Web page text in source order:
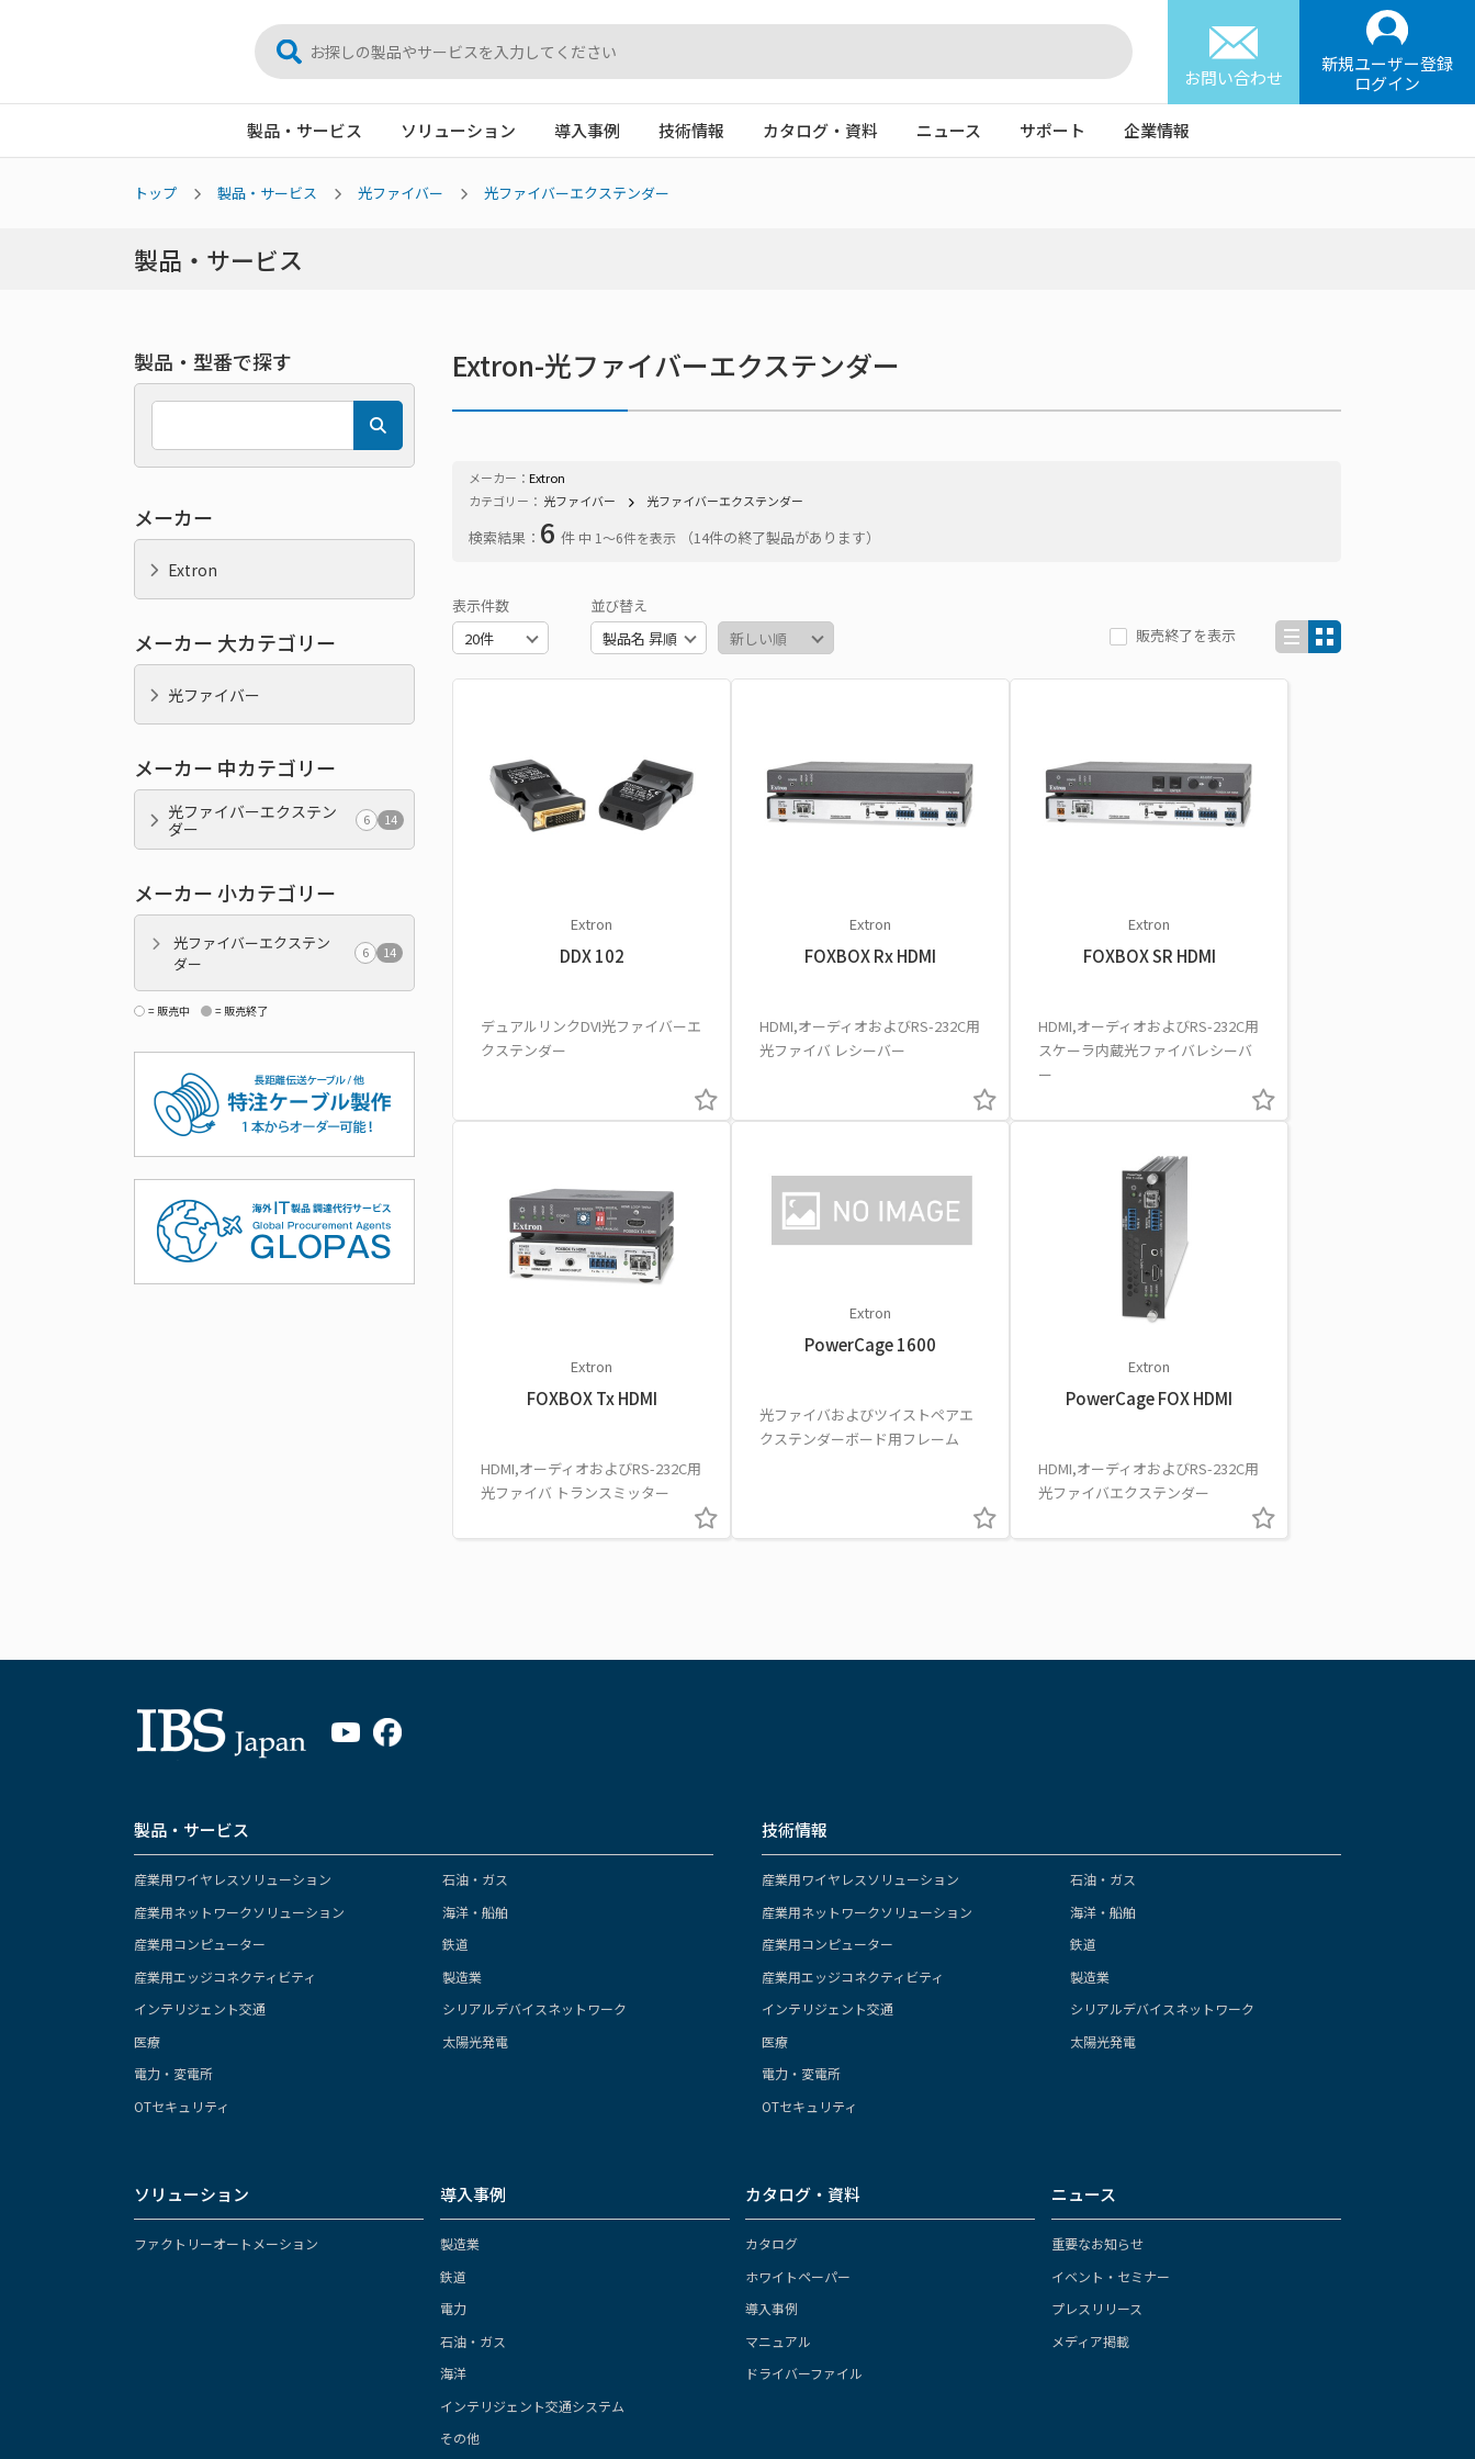
お問い合わせ
新規ユーザー登録
ログイン
製品・サービス ソリューション 導入事例 技術情報 カタログ・資料 ニュース サポート 企業情報
トップ 製品・サービス 光ファイバー 光ファイバーエクステンダー
製品・サービス
Extron-光ファイバーエクステンダー
メーカー： Extron
カテゴリー： 光ファイバー 光ファイバーエクステンダー
検索結果： 6 件 中 1〜6件を表示 （14件の終了製品があります）
表示件数
並び替え
販売終了を表示
Extron
DDX 102
デュアルリンクDVI光ファイバーエ
クステンダー
Extron
FOXBOX Rx HDMI
HDMI,オーディオおよびRS-232C用
光ファイバ レシーバー
Extron
FOXBOX SR HDMI
HDMI,オーディオおよびRS-232C用
スケーラ内蔵光ファイバレシーバ
ー
Extron
FOXBOX Tx HDMI
HDMI,オーディオおよびRS-232C用
光ファイバ トランスミッター
Extron
PowerCage 1600
光ファイバおよびツイストペアエ
クステンダーボード用フレーム
Extron
PowerCage FOX HDMI
HDMI,オーディオおよびRS-232C用
光ファイバエクステンダー
製品・型番で探す
メーカー
Extron
メーカー 大カテゴリー
光ファイバー
メーカー 中カテゴリー
光ファイバーエクステン
ダー
6 14
メーカー 小カテゴリー
光ファイバーエクステン
ダー
6 14
= 販売中 = 販売終了
製品・サービス
産業用ワイヤレスソリューション
産業用ネットワークソリューション
産業用コンピューター
産業用エッジコネクティビティ
インテリジェント交通
医療
電力・変電所
OTセキュリティ
石油・ガス
海洋・船舶
鉄道
製造業
シリアルデバイスネットワーク
太陽光発電
技術情報
産業用ワイヤレスソリューション
産業用ネットワークソリューション
産業用コンピューター
産業用エッジコネクティビティ
インテリジェント交通
医療
電力・変電所
OTセキュリティ
石油・ガス
海洋・船舶
鉄道
製造業
シリアルデバイスネットワーク
太陽光発電
ソリューション
ファクトリーオートメーション
導入事例
製造業
鉄道
電力
石油・ガス
海洋
インテリジェント交通システム
その他
カタログ・資料
カタログ
ホワイトペーパー
導入事例
マニュアル
ドライバーファイル
ニュース
重要なお知らせ
イベント・セミナー
プレスリリース
メディア掲載